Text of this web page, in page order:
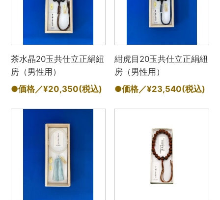
茶水晶20玉共仕立正絹紐
房（男性用）
●価格／¥20,350(税込)
紺虎目20玉共仕立正絹紐
房（男性用）
●価格／¥23,540(税込)